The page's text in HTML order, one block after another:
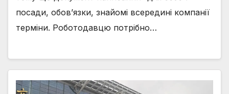
посади, обов’язки, знайомі всередині компанії
терміни. Роботодавцю потрібно…